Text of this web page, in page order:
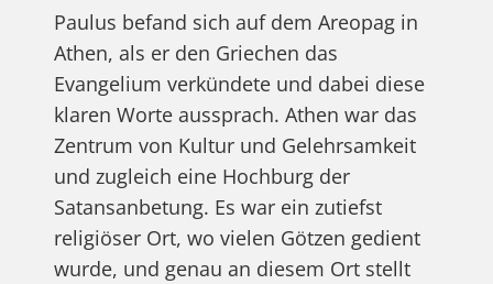
Paulus befand sich auf dem Areopag in
Athen, als er den Griechen das
Evangelium verkündete und dabei diese
klaren Worte aussprach. Athen war das
Zentrum von Kultur und Gelehrsamkeit
und zugleich eine Hochburg der
Satansanbetung. Es war ein zutiefst
religiöser Ort, wo vielen Götzen gedient
wurde, und genau an diesem Ort stellt